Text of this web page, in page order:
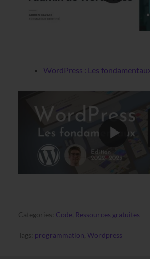
WordPress : Les
Categories: Code, Ressources gratuites
Tags: programmation Wordpress